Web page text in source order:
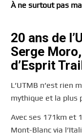
À ne surtout pas
20 ans de
Serge
d’Esprit
L’UTMB n’est rien
mythique et la plus
Avec ses 171km et
Mont-Blanc via